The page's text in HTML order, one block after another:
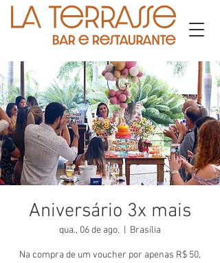
Aniversário 3x mais
qua., 06 de ago. Brasília
Na compra de um voucher por apenas R$ 50,